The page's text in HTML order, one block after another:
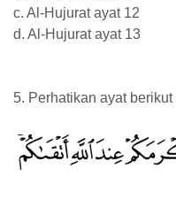
c. Al-Hujurat ayat 12
d. Al-Hujurat ayat 13
5. Perhatikan ayat berikut